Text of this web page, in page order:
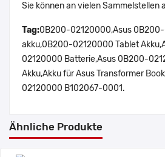
Sie können an vielen Sammelstellen
Tag:0B200-02120000,Asus
akku,0B200-02120000 Tablet
02120000 Batterie,Asus 0B200-
Akku,Akku für Asus Transformer
02120000 B102067-0001.
Ähnliche Produkte